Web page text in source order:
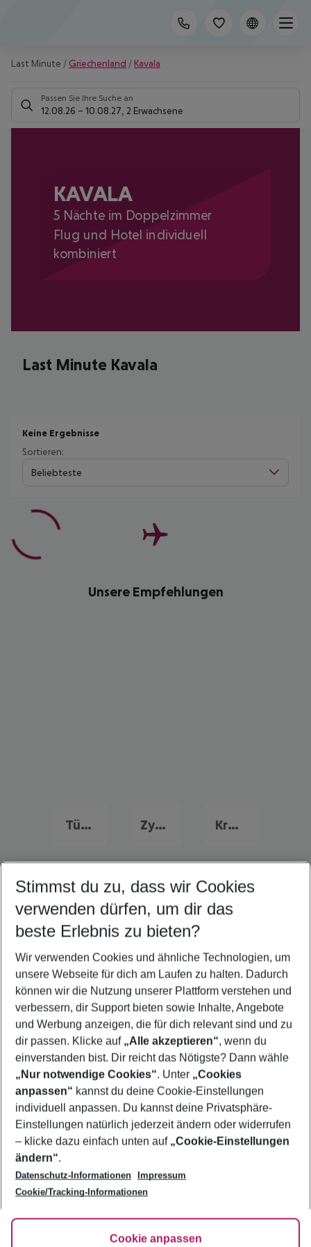
Last Minute / Griechenland / Kavala
Passen Sie Ihre Suche an
12.08.26 – 10.08.27 2 Erwachsene
KAVALA
5 Nächte im Doppelzimmer
Flug und Hotel individuell
kombiniert
Last Minute Kavala
Keine Ergebnisse
Sortieren:
Beliebteste
Unsere Empfehlungen
Türkei Urlaub Zypern Last Minute Kroatien Last Minute
Quicklinks
Familienurlaub Kavala
Pauschalreisen Kavala
Frübucher Angebote Kavala für 2026
Urlaub Kavala
Flug & Hotel Kavala
Footer
Footer navigation
Über uns
AGB
Bestpreisgarantie
Cookie-Einstellungen ändern
Cookie-Richtlinie
Agenturbetreuung
Barrierefreies Reisen
HanseMerkur Reiseversicherung
Folge uns
Stimmst du zu, dass wir Cookies
verwenden dürfen, um dir das
beste Erlebnis zu bieten?
Wir verwenden Cookies und ähnliche Technologien, um
unsere Webseite für dich am Laufen zu halten. Dadurch
können wir die Nutzung unserer Plattform verstehen und
verbessern, dir Support bieten sowie Inhalte, Angebote
und Werbung anzeigen, die für dich relevant sind und zu
dir passen. Klicke auf „Alle akzeptieren“, wenn du
einverstanden bist. Dir reicht das Nötigste? Dann wähle
„Nur notwendige Cookies“. Unter „Cookies
anpassen“ kannst du deine Cookie-Einstellungen
individuell anpassen. Du kannst deine Privatsphäre-
Einstellungen natürlich jederzeit ändern oder widerrufen
– klicke dazu einfach unten auf „Cookie-Einstellungen
ändern“.
Datenschutz-Informationen
Impressum
Cookie/Tracking-Informationen
Cookie anpassen